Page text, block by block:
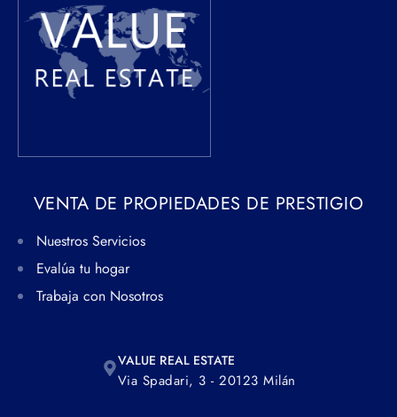
VENTA DE PROPIEDADES DE PRESTIGIO
Nuestros Servicios
Evalúa tu hogar
Trabaja con Nosotros
VALUE REAL ESTATE
Via Spadari, 3 - 20123 Milán